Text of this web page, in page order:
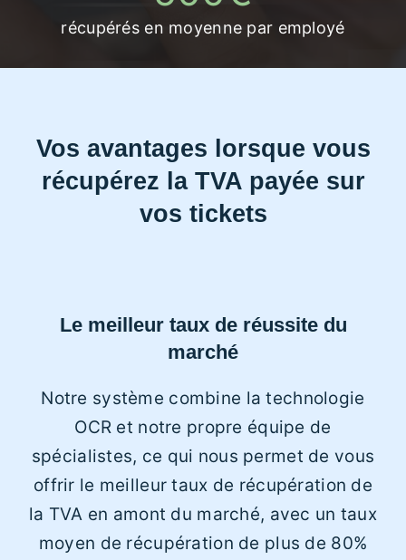
récupérés en moyenne par employé
Vos avantages lorsque vous
récupérez la TVA payée sur
vos tickets
Le meilleur taux de réussite du
marché
Notre système combine la technologie
OCR et notre propre équipe de
spécialistes, ce qui nous permet de vous
offrir le meilleur taux de récupération de
la TVA en amont du marché, avec un taux
moyen de récupération de plus de 80%